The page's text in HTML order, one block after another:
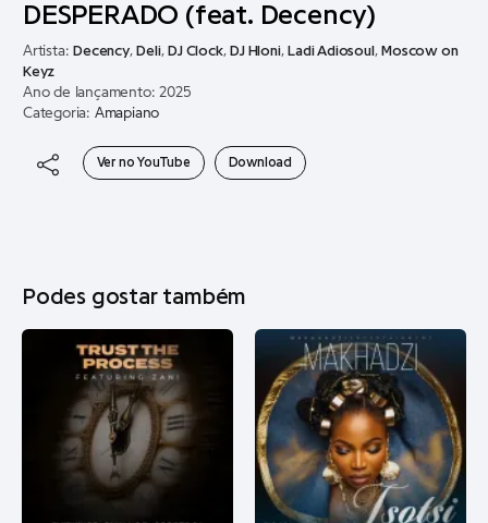
DESPERADO (feat. Decency)
Artista: Decency, Deli, DJ Clock, DJ Hloni, Ladi Adiosoul , Moscow on
Keyz
Ano de lançamento: 2025
Categoria: Amapiano
Ver no YouTube Download
Podes gostar também